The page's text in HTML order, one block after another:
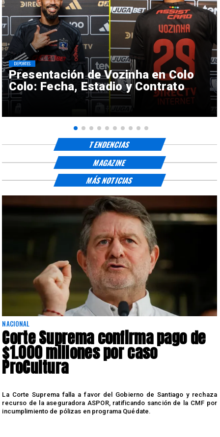
Presentación de Vozinha en Colo
Colo: Fecha, Estadio y Contrato
DEPORTES
TENDENCIAS
MAGAZINE
NACIONAL
Corte Suprema confirma pago de
$1.000 millones por caso
ProCultura
La Corte Suprema falla a favor del Gobierno de Santiago y rechaza
recurso de la aseguradora ASPOR, ratificando sanción de la CMF por
incumplimiento de pólizas en programa Quédate.
MÁS NOTICIAS